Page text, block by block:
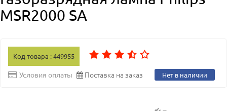
MSR2000 SA
Код товара : 449955
Условия оплаты Поставка на заказ Нет в наличии